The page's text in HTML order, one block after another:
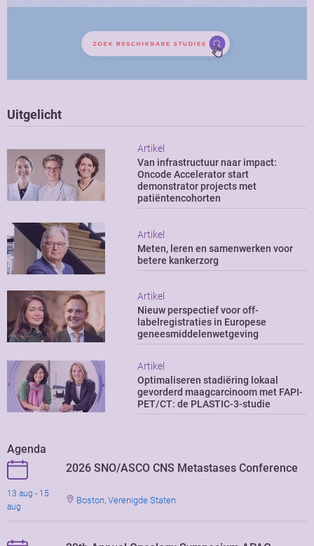
Uitgelicht
Artikel
Van infrastructuur naar impact:
Oncode Accelerator start
demonstrator projects met
patiëntencohorten
Artikel
Meten, leren en samenwerken voor
betere kankerzorg
Artikel
Nieuw perspectief voor off-
labelregistraties in Europese
geneesmiddelenwetgeving
Artikel
Optimaliseren stadiëring lokaal
gevorderd maagcarcinoom met FAPI-
PET/CT: de PLASTIC-3-studie
Agenda
2026 SNO/ASCO CNS Metastases Conference
13 aug - 15
aug
Boston, Verenigde Staten